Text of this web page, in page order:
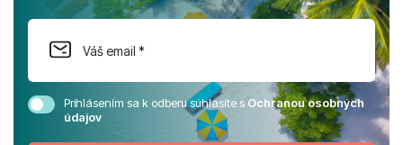
Prihlásením sa k odberu súhlasíte sOchranou osobných
údajov